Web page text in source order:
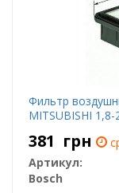
Фильтр
MITSUBISHI 1,8-
381 грн
Артикул:
Bosch